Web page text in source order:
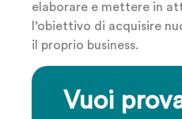
elaborare e mettere in
l’obiettivo di acquisire
il proprio business.
Vuoi